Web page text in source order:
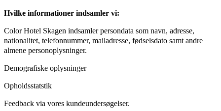
Hvilke informationer indsamler vi:
Color Hotel Skagen indsamler persondata som navn, adresse,
nationalitet, telefonnummer, mailadresse, fødselsdato samt andre
almene personoplysninger.
Demografiske oplysninger
Opholdsstatstik
Feedback via vores kundeundersøgelser.